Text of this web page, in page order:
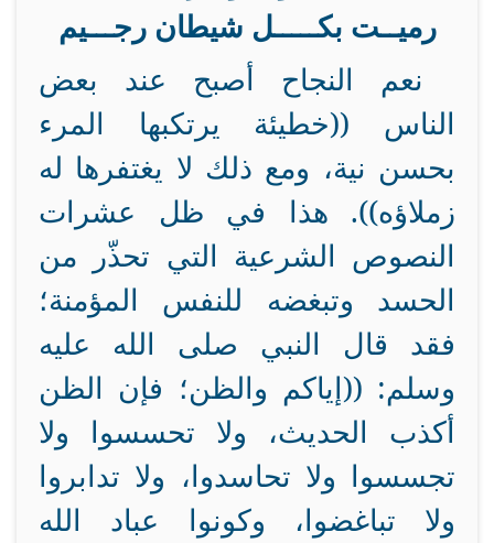
رميــت بكـــــل شيطان رجـــيم
نعم النجاح أصبح عند بعض
الناس ((خطيئة يرتكبها المرء
بحسن نية، ومع ذلك لا يغتفرها له
زملاؤه)). هذا في ظل عشرات
النصوص الشرعية التي تحذّر من
الحسد وتبغضه للنفس المؤمنة؛
فقد قال النبي صلى الله عليه
وسلم: ((إياكم والظن؛ فإن الظن
أكذب الحديث، ولا تحسسوا ولا
تجسسوا ولا تحاسدوا، ولا تدابروا
ولا تباغضوا، وكونوا عباد الله